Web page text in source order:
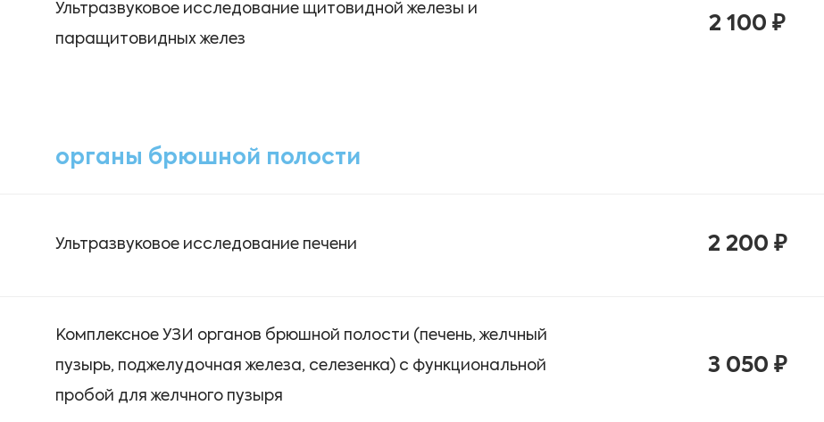
Ультразвуковое исследование щитовидной железы и
паращитовидных желез
2 100 ₽
органы брюшной полости
Ультразвуковое исследование печени 2 200 ₽
Комплексное УЗИ органов брюшной полости (печень, желчный
пузырь, поджелудочная железа, селезенка) с функциональной
пробой для желчного пузыря
3 050 ₽